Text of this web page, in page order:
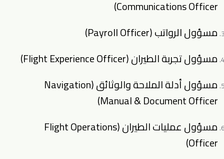
Communications Officer)
مسؤول الرواتب (Payroll Officer)
مسؤول تجربة الطيران (Flight Experience Officer)
مسؤول أدلة الملاحة والوثائق (Navigation
Manual & Document Officer)
مسؤول عمليات الطيران (Flight Operations
Officer)